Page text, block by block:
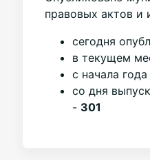
правовых актов и
cегодня
в текущем
с начала
со дня
- 301